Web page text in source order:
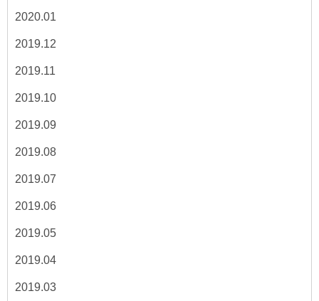
2020.01
2019.12
2019.11
2019.10
2019.09
2019.08
2019.07
2019.06
2019.05
2019.04
2019.03